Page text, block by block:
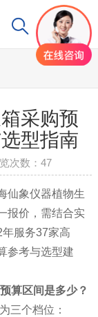
采购预
型指南
次数：47
仙象仪器植物生
报价，需结合实
服务37家高
参考与选型建
算区间是多少？
三个档位：